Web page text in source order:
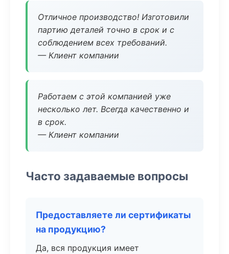
Отличное производство! Изготовили
партию деталей точно в срок и с
соблюдением всех требований.
— Клиент компании
Работаем с этой компанией уже
несколько лет. Всегда качественно и
в срок.
— Клиент компании
Часто задаваемые вопросы
Предоставляете ли сертификаты
на продукцию?
Да, вся продукция имеет